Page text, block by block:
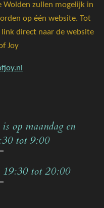
Wolden zullen mogelijk in
op één website. Tot
direct naar de website
Joy
op maandag en
tot 9:00
19:30 tot 20:00